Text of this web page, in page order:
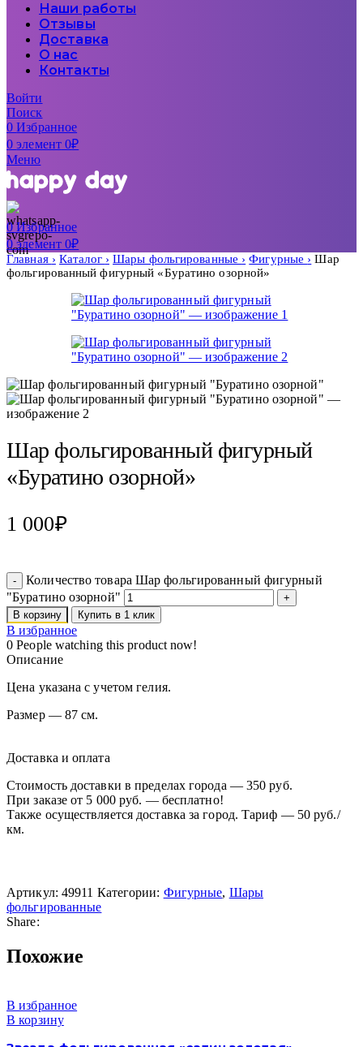
Наши работы
Отзывы
Доставка
О нас
Контакты
Войти
Поиск
0Избранное
0элемент 0₽
Меню
0Избранное
0элемент 0₽
Главная Каталог Шары фольгированные Фигурные
Шар
фольгированный фигурный «Буратино озорной»
Шар фольгированный фигурный
«Буратино озорной»
1 000₽
Количество товара Шар фольгированный фигурный
"Буратино озорной"
В корзину Купить в 1 клик
В избранное
0 People watching this product now!
Описание
Цена указана с учетом гелия.
Размер — 87 см.
Доставка и оплата
Стоимость доставки в пределах города — 350 руб.
При заказе от 5 000 руб. — бесплатно!
Также осуществляется доставка за город. Тариф — 50 руб./
км.
Артикул: 49911 Категории: Фигурные, Шары
фольгированные
Share:
Похожие
В избранное
В корзину